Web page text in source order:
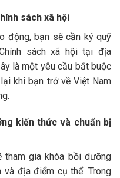
sách xã hội
động, bạn sẽ cần ký quỹ
sách xã hội tại địa
là một yêu cầu bắt buộc
khi bạn trở về Việt Nam
kiến thức và chuẩn bị
tham gia khóa bồi dưỡng
địa điểm cụ thể. Trong